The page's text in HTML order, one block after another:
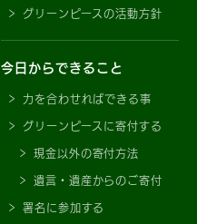
グリーンピースの活動方針
今日からできること
力を合わせればできる事
グリーンピースに寄付する
現金以外の寄付方法
遺言・遺産からのご寄付
署名に参加する